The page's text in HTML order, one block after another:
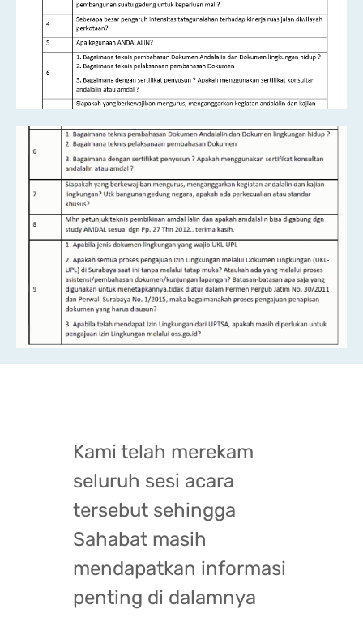
Kami telah merekam
seluruh sesi acara
tersebut sehingga
Sahabat masih
mendapatkan informasi
penting di dalamnya